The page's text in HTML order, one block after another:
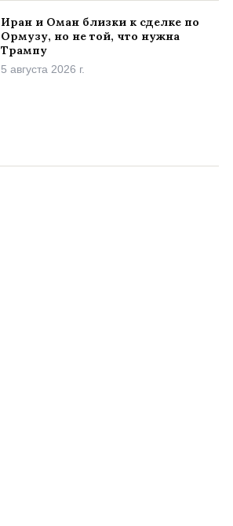
Иран и Оман близки к сделке по
Ормузу, но не той, что нужна
Трампу
5 августа 2026 г.